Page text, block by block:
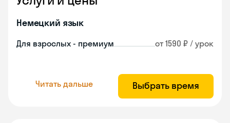
Немецкий язык
Для взрослых - премиум от 1590 ₽ / урок
Читать дальше Выбрать время